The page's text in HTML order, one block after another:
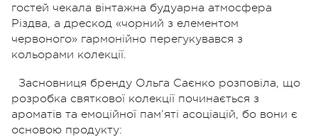
гостей чекала вінтажна будуарна атмосфера
Різдва, а дрескод «чорний з елементом
червоного» гармонійно перегукувався з
кольорами колекції.
Засновниця бренду Ольга Саєнко розповіла, що
розробка святкової колекції починається з
ароматів та емоційної пам’яті асоціацій, бо вони є
основою продукту: